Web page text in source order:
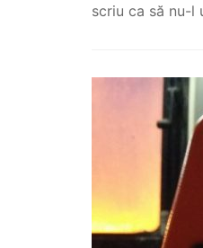
scriu ca să nu-l